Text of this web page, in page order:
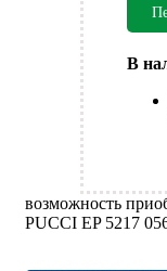
В
возможность
PUCCI EP 5217